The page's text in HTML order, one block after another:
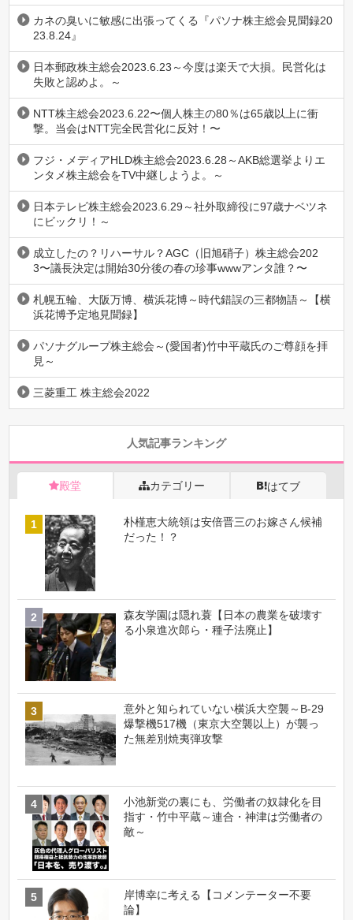
カネの臭いに敏感に出張ってくる『パソナ株主総会見聞録20
23.8.24』
日本郵政株主総会2023.6.23～今度は楽天で大損。民営化は
失敗と認めよ。～
NTT株主総会2023.6.22〜個人株主の80％は65歳以上に衝
撃。当会はNTT完全民営化に反対！〜
フジ・メディアHLD株主総会2023.6.28～AKB総選挙よりエ
ンタメ株主総会をTV中継しようよ。～
日本テレビ株主総会2023.6.29～社外取締役に97歳ナベツネ
にビックリ！～
成立したの？リハーサル？AGC（旧旭硝子）株主総会202
3〜議長決定は開始30分後の春の珍事wwwアンタ誰？〜
札幌五輪、大阪万博、横浜花博～時代錯誤の三都物語～【横
浜花博予定地見聞録】
パソナグループ株主総会～(愛国者)竹中平蔵氏のご尊顔を拝
見～
三菱重工 株主総会2022
人気記事ランキング
殿堂 カテゴリー はてブ
朴槿恵大統領は安倍晋三のお嫁さん候補
だった！？
森友学園は隠れ蓑【日本の農業を破壊す
る小泉進次郎ら・種子法廃止】
意外と知られていない横浜大空襲～B-29
爆撃機517機（東京大空襲以上）が襲っ
た無差別焼夷弾攻撃
小池新党の裏にも、労働者の奴隷化を目
指す・竹中平蔵～連合・神津は労働者の
敵～
岸博幸に考える【コメンテーター不要
論】